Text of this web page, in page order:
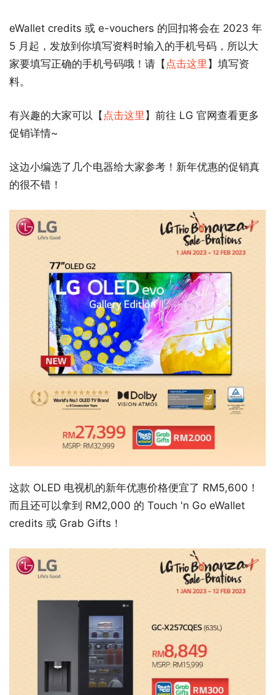
eWallet credits 或 e-vouchers 的回扣将会在 2023 年
5 月起，发放到你填写资料时输入的手机号码，所以大
家要填写正确的手机号码哦！请【 点击这里 】填写资
料。
有兴趣的大家可以【 点击这里 】前往 LG 官网查看更多
促销详情~
这边小编选了几个电器给大家参考！新年优惠的促销真
的很不错！
这款 OLED 电视机的新年优惠价格便宜了 RM5,600！
而且还可以拿到 RM2,000 的 Touch 'n Go eWallet
credits 或 Grab Gifts！